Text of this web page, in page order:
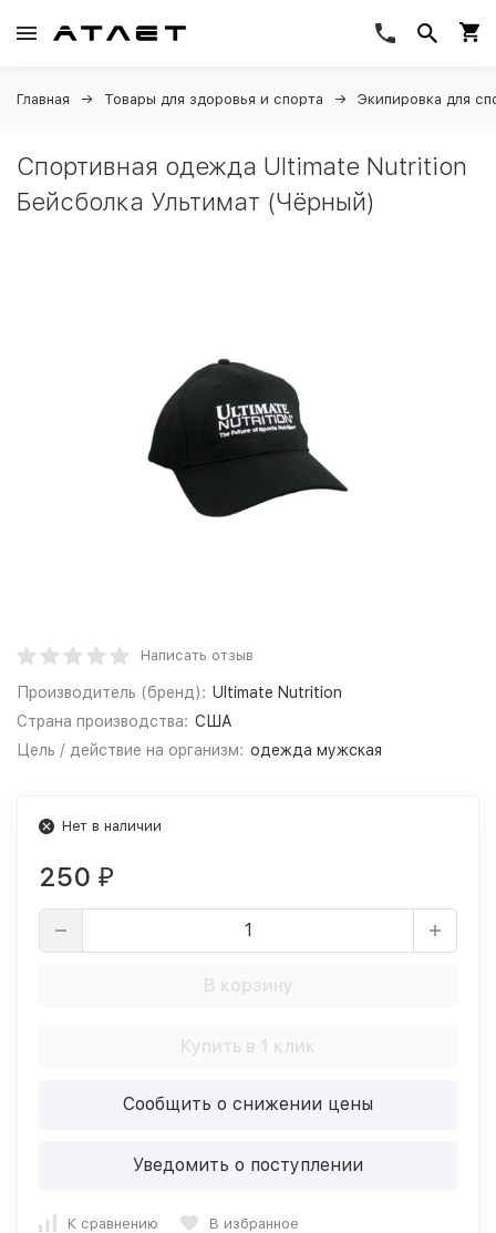
Главная Товары для здоровья и спорта Экипировка для
Спортивная одежда Ultimate Nutrition
Бейсболка Ультимат (Чёрный)
Написать отзыв
Производитель (бренд): Ultimate Nutrition
Страна производства: США
Цель / действие на организм: одежда мужская
Нет в наличии
250 ₽
В корзину
Купить в 1 клик
Сообщить о снижении цены
Уведомить о поступлении
К сравнению В избранное